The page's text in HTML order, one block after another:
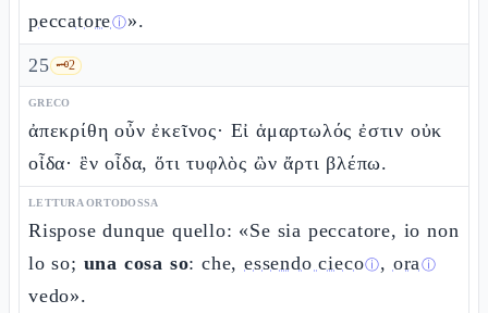
peccatoreⓘ».
25 🗝️2
GRECO
ἀπεκρίθη οὖν ἐκεῖνος· Εἰ ἁμαρτωλός ἐστιν οὐκ
οἶδα· ἓν οἶδα, ὅτι τυφλὸς ὢν ἄρτι βλέπω.
LETTURA ORTODOSSA
Rispose dunque quello: «Se sia peccatore, io non
lo so; una cosa so: che,essendo ciecoⓘ, oraⓘ
vedo».